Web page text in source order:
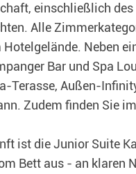
einschließlich
Alle
Neben
Bar und Spa
Terasse, Außen-
Zudem finden Sie
ist die Junior Suite
Bett aus - an klaren